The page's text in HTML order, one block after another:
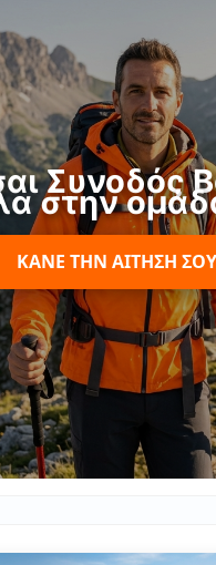
Συνοδός
στην
ΚΆΝΕ ΤΗΝ ΑΊΤΗΣΉ